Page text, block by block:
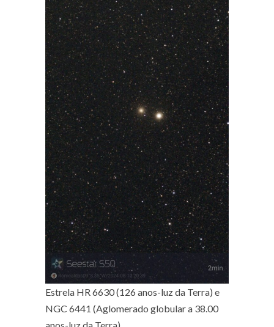
Estrela HR 6630 (126 anos-luz da Terra) e
NGC 6441 (Aglomerado globular a 38.00